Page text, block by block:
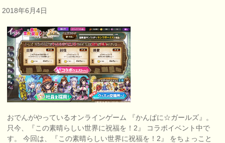
2018年6月4日
おでんがやっているオンラインゲーム 『かんぱに☆ガールズ』。
只今、『この素晴らしい世界に祝福を！2』 コラボイベント中で
す。 今回は、『この素晴らしい世界に祝福を！2』 をちょっこと